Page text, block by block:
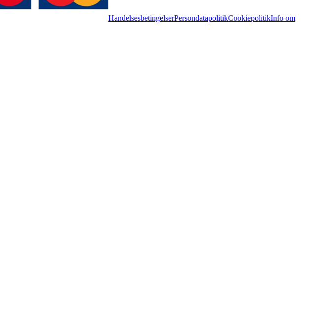
HandelsesbetingelserPersondatapolitikCookiepolitikInfo om